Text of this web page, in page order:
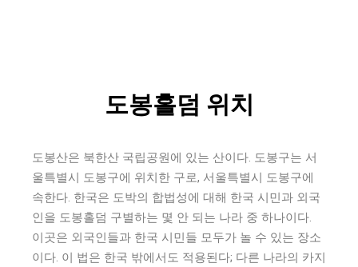
도봉홀덤 위치
도봉산은 북한산 국립공원에 있는 산이다. 도봉구는 서
울특별시 도봉구에 위치한 구로, 서울특별시 도봉구에
속한다. 한국은 도박의 합법성에 대해 한국 시민과 외국
인을 도봉홀덤 구별하는 몇 안 되는 나라 중 하나이다.
이곳은 외국인들과 한국 시민들 모두가 놀 수 있는 장소
이다. 이 법은 한국 밖에서도 적용된다; 다른 나라의 카지